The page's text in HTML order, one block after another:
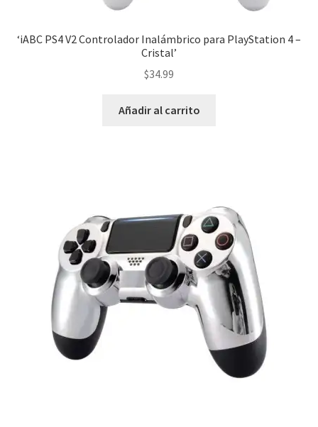
‘iABC PS4 V2 Controlador Inalámbrico para PlayStation 4 –
Cristal’
$34.99
Añadir al carrito